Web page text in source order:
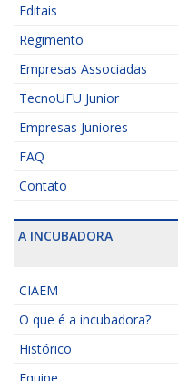
Editais
Regimento
Empresas Associadas
TecnoUFU Junior
Empresas Juniores
FAQ
Contato
A INCUBADORA
CIAEM
O que é a incubadora?
Histórico